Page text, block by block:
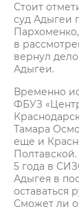
Стоит
суд Адыгеи
в
вернул
Адыгеи.
Временно
ФБУЗ
Тамара
еще и
5 года в
Адыгея в
оставаться
Сможет ли